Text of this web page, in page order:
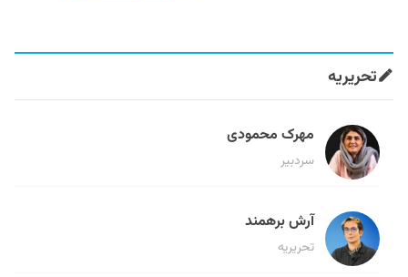
تحریریه
مهرک محمودی
سردبیر
آرش برهمند
تحریریه